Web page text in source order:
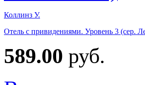
Коллинз У.
Отель с привидениями. Уровень 3 (сер.
589.00 руб.